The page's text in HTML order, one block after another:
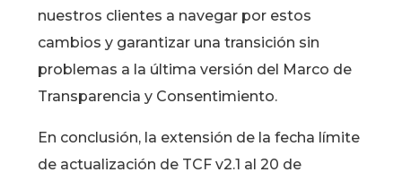
nuestros clientes a navegar por estos
cambios y garantizar una transición sin
problemas a la última versión del Marco de
Transparencia y Consentimiento.
En conclusión, la extensión de la fecha límite
de actualización de TCF v2.1 al 20 de